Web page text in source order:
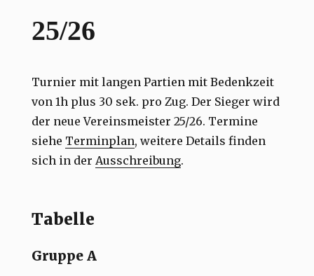
25/26
Turnier mit langen Partien mit Bedenkzeit
von 1h plus 30 sek. pro Zug. Der Sieger wird
der neue Vereinsmeister 25/26. Termine
siehe Terminplan, weitere Details finden
sich in der Ausschreibung.
Tabelle
Gruppe A